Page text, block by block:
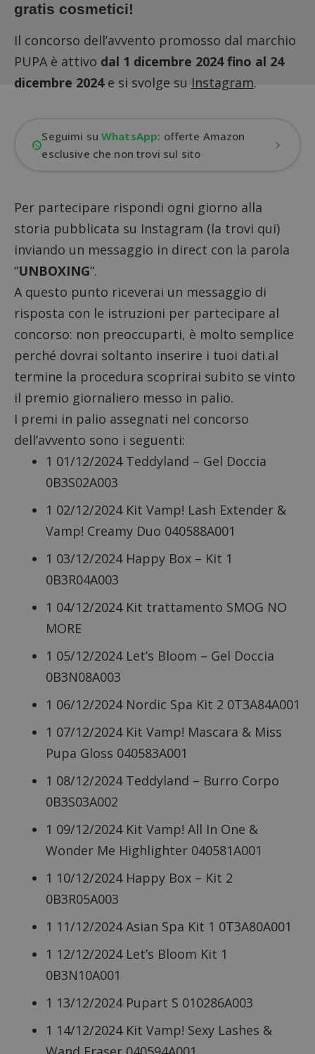
gratis cosmetici!
Il concorso dell’avvento promosso dal marchio
PUPA è attivo dal 1 dicembre 2024 fino al 24
dicembre 2024e si svolge su Instagram.
Seguimi suWhatsApp: offerte Amazon
esclusive che non trovi sul sito
Per partecipare rispondi ogni giorno alla
storia pubblicata su Instagram (la trovi qui)
inviando un messaggio in direct con la parola
“UNBOXING“.
A questo punto riceverai un messaggio di
risposta con le istruzioni per partecipare al
concorso: non preoccuparti, è molto semplice
perché dovrai soltanto inserire i tuoi dati.al
termine la procedura scoprirai subito se vinto
il premio giornaliero messo in palio.
I premi in palio assegnati nel concorso
dell’avvento sono i seguenti:
1 01/12/2024 Teddyland – Gel Doccia
0B3S02A003
1 02/12/2024 Kit Vamp! Lash Extender &
Vamp! Creamy Duo 040588A001
1 03/12/2024 Happy Box – Kit 1
0B3R04A003
1 04/12/2024 Kit trattamento SMOG NO
MORE
1 05/12/2024 Let’s Bloom – Gel Doccia
0B3N08A003
1 06/12/2024 Nordic Spa Kit 2 0T3A84A001
1 07/12/2024 Kit Vamp! Mascara & Miss
Pupa Gloss 040583A001
1 08/12/2024 Teddyland – Burro Corpo
0B3S03A002
1 09/12/2024 Kit Vamp! All In One &
Wonder Me Highlighter 040581A001
1 10/12/2024 Happy Box – Kit 2
0B3R05A003
1 11/12/2024 Asian Spa Kit 1 0T3A80A001
1 12/12/2024 Let’s Bloom Kit 1
0B3N10A001
1 13/12/2024 Pupart S 010286A003
1 14/12/2024 Kit Vamp! Sexy Lashes &